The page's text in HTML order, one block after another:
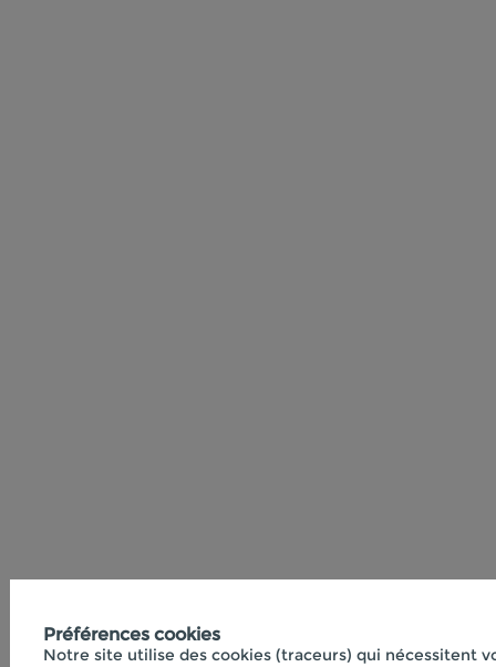
Préférences cookies
Notre site utilise des cookies (traceurs) qui nécessitent